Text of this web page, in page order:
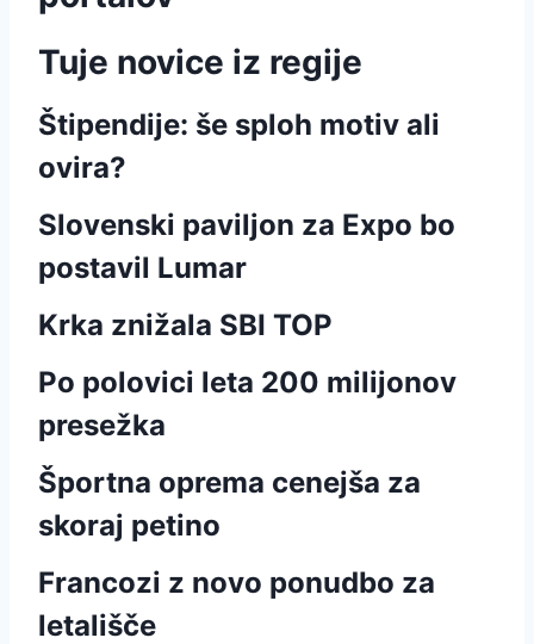
Tuje novice iz regije
Štipendije: še sploh motiv ali
ovira?
Slovenski paviljon za Expo bo
postavil Lumar
Krka znižala SBI TOP
Po polovici leta 200 milijonov
presežka
Športna oprema cenejša za
skoraj petino
Francozi z novo ponudbo za
letališče